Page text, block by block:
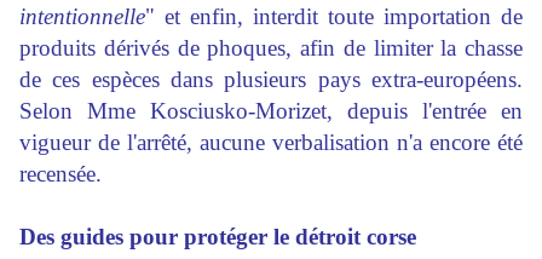
intentionnelle" et enfin, interdit toute importation de
produits dérivés de phoques, afin de limiter la chasse
de ces espèces dans plusieurs pays extra-européens.
Selon Mme Kosciusko-Morizet, depuis l'entrée en
vigueur de l'arrêté, aucune verbalisation n'a encore été
recensée.
Des guides pour protéger le détroit corse